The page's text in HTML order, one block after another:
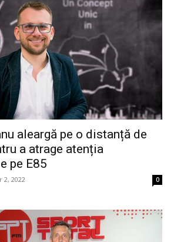
aleargă pe o distanță de
a atrage atenția
pe E85
2, 2022 0